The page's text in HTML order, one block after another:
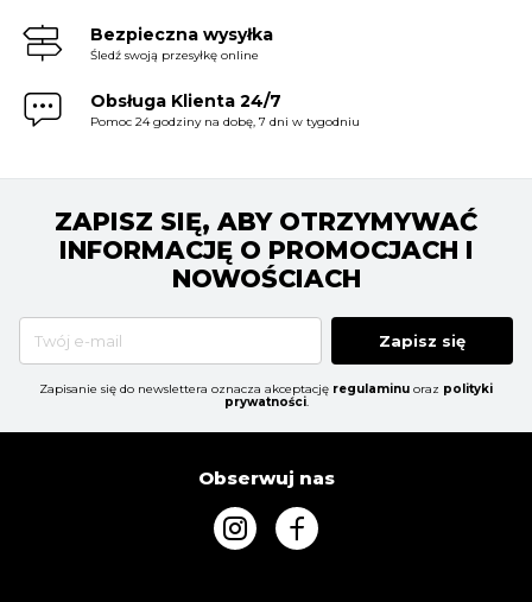
Bezpieczna wysyłka
Śledź swoją przesyłkę online
Obsługa Klienta 24/7
Pomoc 24 godziny na dobę, 7 dni w tygodniu
ZAPISZ SIĘ, ABY OTRZYMYWAĆ
INFORMACJĘ O PROMOCJACH I
NOWOŚCIACH
Zapisz się
Zapisanie się do newslettera oznacza akceptację regulaminu oraz polityki
prywatności.
Obserwuj nas